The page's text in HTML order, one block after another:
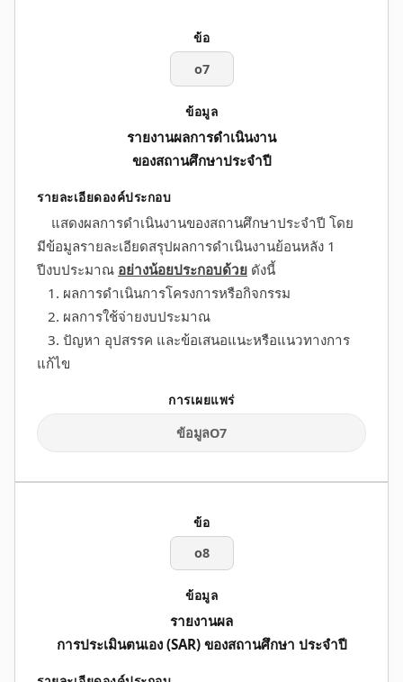
o7
รายงานผลการดำเนินงาน
ของสถานศึกษาประจำปี
แสดงผลการดำเนินงานของสถานศึกษาประจำปี โดย
มีข้อมูลรายละเอียดสรุปผลการดำเนินงานย้อนหลัง 1
ปีงบประมาณ อย่างน้อยประกอบด้วย ดังนี้
1. ผลการดำเนินการโครงการหรือกิจกรรม
2. ผลการใช้จ่ายงบประมาณ
3. ปัญหา อุปสรรค และข้อเสนอแนะหรือแนวทางการ
แก้ไข
ข้อมูลO7
o8
รายงานผล
การประเมินตนเอง (SAR) ของสถานศึกษา ประจำปี